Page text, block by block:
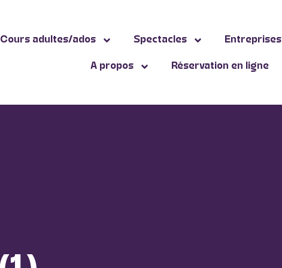
Cours adultes/ados Spectacles Entreprises
A propos Réservation en ligne